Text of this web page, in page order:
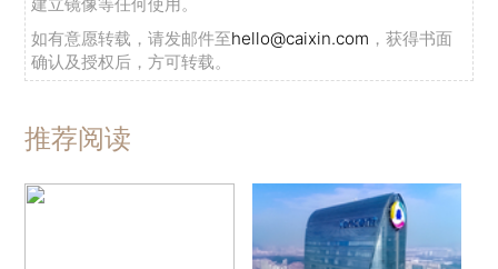
建立镜像等任何使用。
如有意愿转载，请发邮件至hello@caixin.com ，获得书面
确认及授权后，方可转载。
推荐阅读